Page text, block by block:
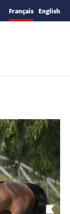
Français English